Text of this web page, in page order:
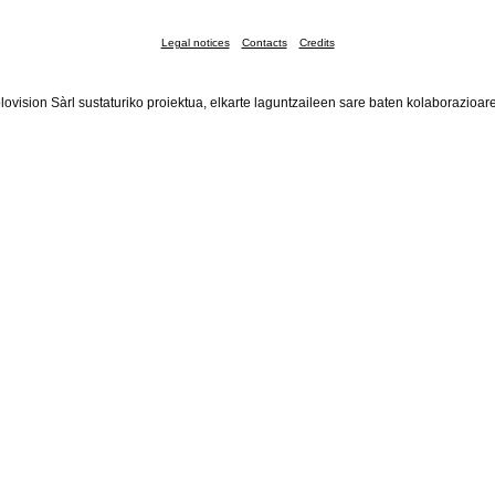
Legal notices Contacts Credits
Sàrl sustaturiko proiektua, elkarte laguntzaileen sare baten